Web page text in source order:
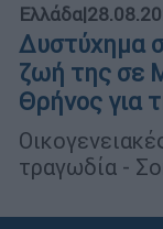
Ελλάδα|
Δυστύχημα
ζωή της σε
Θρήνος για
τραγωδία -